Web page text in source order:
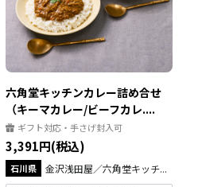
六角堂キッチンカレー詰め合せ
（キーマカレー/ビーフカレ....
ギフト対応・手さげ封入可
3,391円(税込)
石川県 金沢浅田屋／六角堂キッチ...